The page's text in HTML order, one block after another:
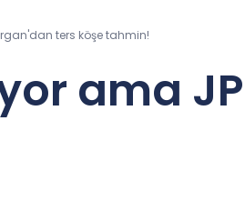
ters köşe tahmin!
ama